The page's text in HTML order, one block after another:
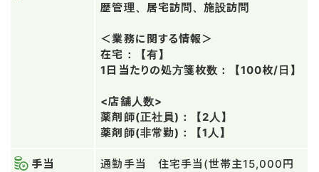
歴管理、居宅訪問、施設訪問
＜業務に関する情報＞
在宅：【有】
1日当たりの処方箋枚数：【100枚/日】
<店舗人数>
薬剤師(正社員)：【2人】
薬剤師(非常勤)：【1人】
手当
通勤手当 住宅手当(世帯主15,000円